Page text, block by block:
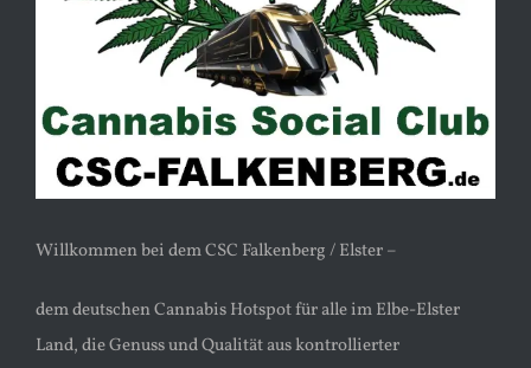
Willkommen bei dem CSC Falkenberg / Elster –
dem deutschen Cannabis Hotspot für alle im Elbe-Elster
Land, die Genuss und Qualität aus kontrollierter